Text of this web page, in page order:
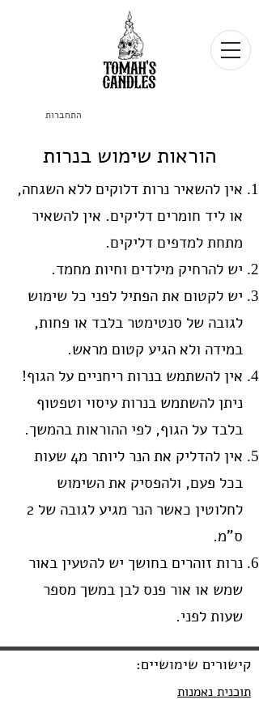
התחברות
הוראות שימוש בנרות
אין להשאיר נרות דלוקים ללא השגחה,
או ליד חומרים דליקים. אין להשאיר
מתחת למדפים דליקים.
יש להרחיק מילדים וחיות מחמד.
יש לקטום את הפתיל לפני כל שימוש
לגובה של סנטימטר בלבד או פחות,
במידה ולא הגיע קטום מראש.
אין להשתמש בנרות ריחניים על הגוף!
ניתן להשתמש בנרות עיסוי וטפטוף
בלבד על הגוף, לפי ההוראות בהמשך.
אין להדליק את הנר ליותר מ4 שעות
בכל פעם, ולהפסיק את השימוש
לחלוטין כאשר הנר מגיע לגובה של 2
ס"מ.
נרות זוהרים בחושך יש להטעין באור
שמש או אור פנס לבן במשך מספר
שעות לפני.
קישורים שימושיים:
תוכנית נאמנות